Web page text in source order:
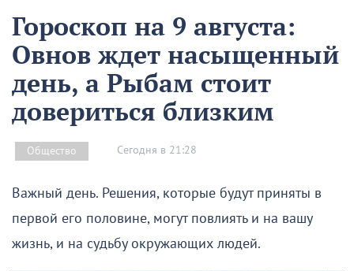
Гороскоп на 9 августа:
Овнов ждет насыщенный
день, а Рыбам стоит
довериться близким
Общество Сегодня в 21:28
Важный день. Решения, которые будут приняты в
первой его половине, могут повлиять и на вашу
жизнь, и на судьбу окружающих людей.